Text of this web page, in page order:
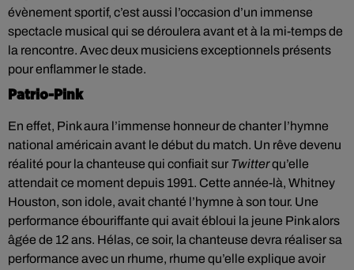
évènement sportif, c’est aussi l’occasion d’un immense
spectacle musical qui se déroulera avant et à la mi-temps de
la rencontre. Avec deux musiciens exceptionnels présents
pour enflammer le stade.
Patrio-Pink
En effet, Pink aura l’immense honneur de chanter l’hymne
national américain avant le début du match. Un rêve devenu
réalité pour la chanteuse qui confiait sur Twitterqu’elle
attendait ce moment depuis 1991. Cette année-là, Whitney
Houston, son idole, avait chanté l’hymne à son tour. Une
performance ébouriffante qui avait ébloui la jeune Pink alors
âgée de 12 ans. Hélas, ce soir, la chanteuse devra réaliser sa
performance avec un rhume, rhume qu’elle explique avoir